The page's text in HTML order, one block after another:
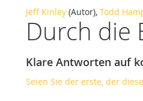
Jeff Kinley (Autor), Todd
Durch die
Klare Antworten auf
Seien Sie der erste, der